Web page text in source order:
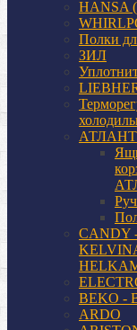
Полки
ЗИЛ
CANDY
BEKO -
ARDO